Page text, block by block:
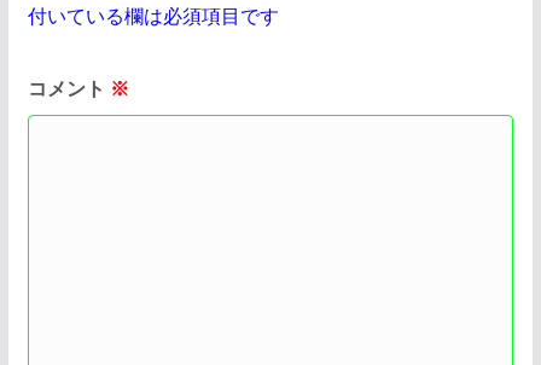
付いている欄は必須項目です
コメント ※